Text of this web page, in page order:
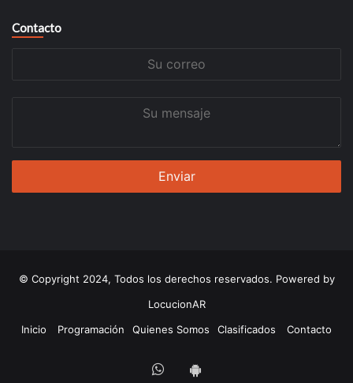
Contacto
© Copyright 2024, Todos los derechos reservados. Powered by
LocucionAR
Inicio
Programación Quienes Somos Clasificados Contacto
Whatsapp